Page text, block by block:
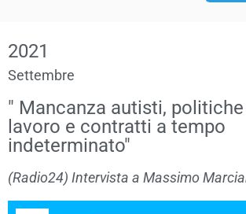
2021
Settembre
" Mancanza autisti,
lavoro e contratti a tempo
indeterminato"
(Radio24) Intervista a Massimo